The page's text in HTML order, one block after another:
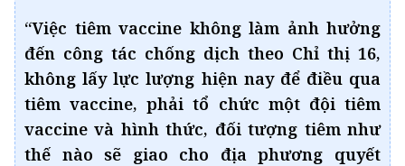
“Việc tiêm vaccine không làm ảnh hưởng
đến công tác chống dịch theo Chỉ thị 16,
không lấy lực lượng hiện nay để điều qua
tiêm vaccine, phải tổ chức một đội tiêm
vaccine và hình thức, đối tượng tiêm như
thế nào sẽ giao cho địa phương quyết